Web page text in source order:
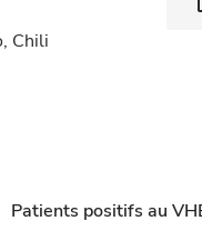
Chili
Patients positifs au